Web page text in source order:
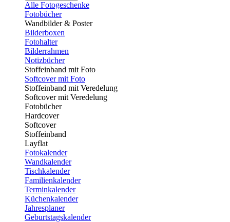
Alle Fotogeschenke
Fotobücher
Wandbilder & Poster
Bilderboxen
Fotohalter
Bilderrahmen
Notizbücher
Stoffeinband mit Foto
Softcover mit Foto
Stoffeinband mit Veredelung
Softcover mit Veredelung
Fotobücher
Hardcover
Softcover
Stoffeinband
Layflat
Fotokalender
Wandkalender
Tischkalender
Familienkalender
Terminkalender
Küchenkalender
Jahresplaner
Geburtstagskalender